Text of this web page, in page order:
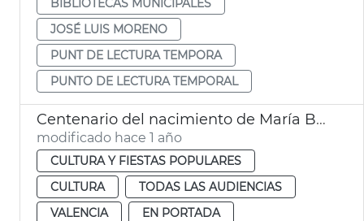
JOSÉ LUIS MORENO
PUNT DE LECTURA TEMPORA
PUNTO DE LECTURA TEMPORAL
Centenario del nacimiento de María Beneyto
modificado hace 1 año
CULTURA Y FIESTAS POPULARES
CULTURA
TODAS LAS AUDIENCIAS
VALENCIA
EN PORTADA